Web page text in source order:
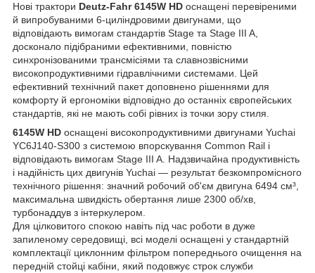
Нові трактори Deutz-Fahr 6145W HD оснащені перевіреними
й випробуваними 6-циліндровими двигунами, що
відповідають вимогам стандартів Stage та Stage III A,
досконало підібраними ефективними, повністю
синхронізованими трансмісіями та славнозвісними
високопродуктивними гідравлічними системами. Цей
ефективний технічний пакет доповнено рішеннями для
комфорту й ергономіки відповідно до останніх європейських
стандартів, які не мають собі рівних із точки зору стиля.
6145W HD оснащені високопродуктивними двигунами Yuchai
YC6J140-S300 з системою впорскування Common Rail і
відповідають вимогам Stage III A. Надзвичайна продуктивність
і надійність цих двигунів Yuchai — результат безкомпромісного
технічного рішення: значний робочий об'єм двигуна 6494 см³,
максимальна швидкість обертання лише 2300 об/хв,
турбонаддув з інтеркулером.
Для цілковитого спокою навіть під час роботи в дуже
запиленому середовищі, всі моделі оснащені у стандартній
комплектації циклонним фільтром попереднього очищення на
передній стойці кабіни, який подовжує строк служби